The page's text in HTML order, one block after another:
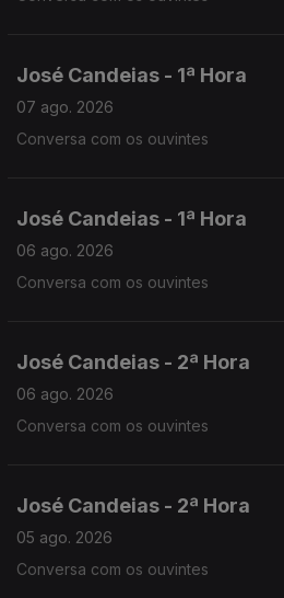
José Candeias - 1ª Hora
07 ago. 2026
Conversa com os ouvintes
José Candeias - 1ª Hora
06 ago. 2026
Conversa com os ouvintes
José Candeias - 2ª Hora
06 ago. 2026
Conversa com os ouvintes
José Candeias - 2ª Hora
05 ago. 2026
Conversa com os ouvintes